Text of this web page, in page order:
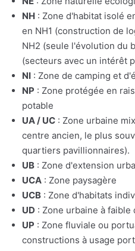
NH : Zone d'habitat isolé
en NH1 (construction de
NH2 (seule l'évolution du
(secteurs avec un intérêt
NI : Zone de camping et
NP : Zone protégée en
potable
UA / UC : Zone urbaine
centre ancien, le plus
quartiers pavillionnaires).
UB : Zone d'extension
UCA : Zone paysagère
UCB : Zone d'habitats
UD : Zone urbaine à faible
UP : Zone fluviale ou
constructions à usage